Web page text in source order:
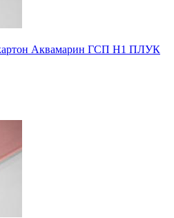
Аквамарин ГСП H1 ПЛУК